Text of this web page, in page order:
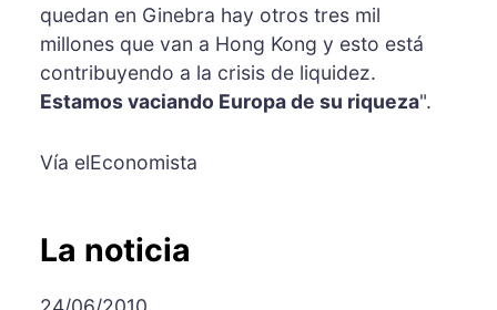
quedan en Ginebra hay otros tres mil
millones que van a Hong Kong y esto está
contribuyendo a la crisis de liquidez.
Estamos vaciando Europa de su riqueza".
Vía elEconomista
La noticia